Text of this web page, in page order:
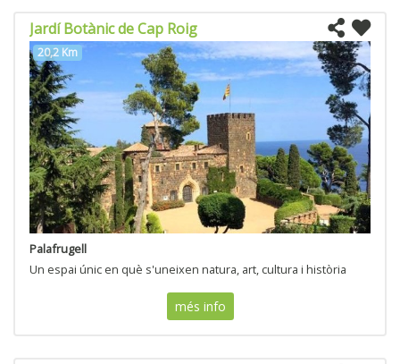
Jardí Botànic de Cap Roig
20,2 Km
Palafrugell
Un espai únic en què s'uneixen natura, art, cultura i història
més info